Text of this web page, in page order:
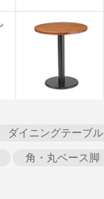
ダイニングテーブル
角・丸ベース脚